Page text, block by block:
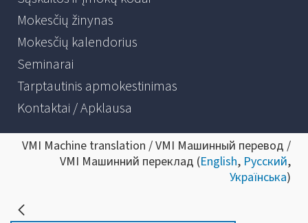
Mokesčių žinynas
Mokesčių kalendorius
Seminarai
Tarptautinis apmokestinimas
Kontaktai / Apklausa
VMI Machine translation / VMI Машинный перевод /
VMI Машинний переклад (English, Русский,
Українська)